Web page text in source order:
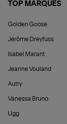
TOP MARQUES
Golden Goose
Jérôme Dreyfuss
Isabel Marant
Jeanne Vouland
Autry
Vanessa Bruno
Ugg